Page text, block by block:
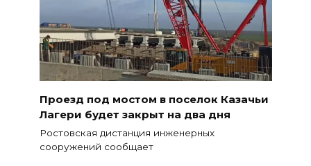
Проезд под мостом в поселок Казачьи
Лагери будет закрыт на два дня
Ростовская дистанция инженерных
сооружений сообщает